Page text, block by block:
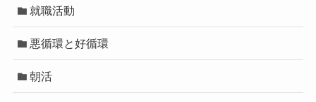
就職活動
悪循環と好循環
朝活